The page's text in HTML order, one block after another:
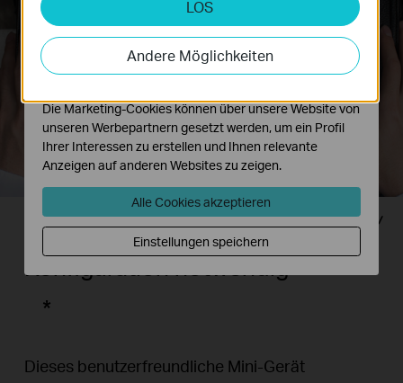
Plug and Play! Keine
Konfiguration notwendig
*
Dieses benutzerfreundliche Mini-Gerät
LOS
Andere Möglichkeiten
Analyse- und Marketing-Cookies
Analyse-Cookies ermöglichen es uns, Ihre Aktivitäten
auf unserer Website zu analysieren, um die
Funktionsweise unserer Website zu verbessern und
Die Marketing-Cookies können über unsere Website von
unseren Werbepartnern gesetzt werden, um ein Profil
Ihrer Interessen zu erstellen und Ihnen relevante
Anzeigen auf anderen Websites zu zeigen.
Alle Cookies akzeptieren
Einstellungen speichern